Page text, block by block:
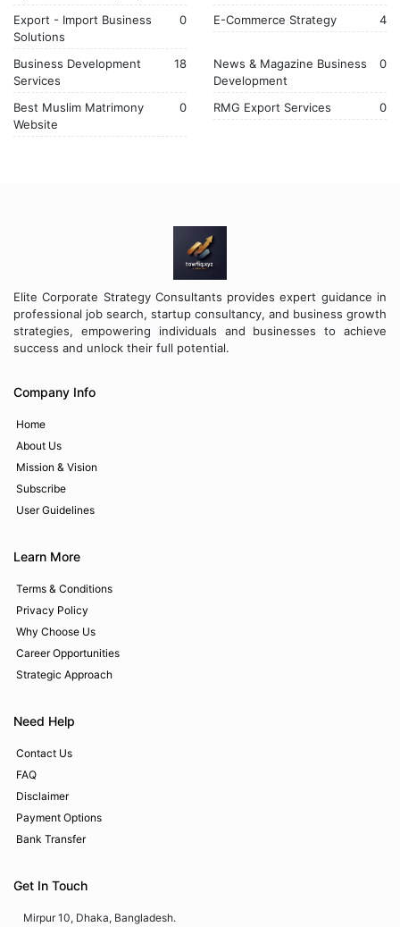
Export - Import Business
Solutions
0 E-Commerce Strategy 4
Business Development
Services
18
News & Magazine Business
Development
0
Best Muslim Matrimony
Website
0 RMG Export Services 0
Elite Corporate Strategy Consultants provides expert guidance in
professional job search, startup consultancy, and business growth
strategies, empowering individuals and businesses to achieve
success and unlock their full potential.
Company Info
Home
About Us
Mission & Vision
Subscribe
User Guidelines
Learn More
Terms & Conditions
Privacy Policy
Why Choose Us
Career Opportunities
Strategic Approach
Need Help
Contact Us
FAQ
Disclaimer
Payment Options
Bank Transfer
Get In Touch
Mirpur 10, Dhaka, Bangladesh.